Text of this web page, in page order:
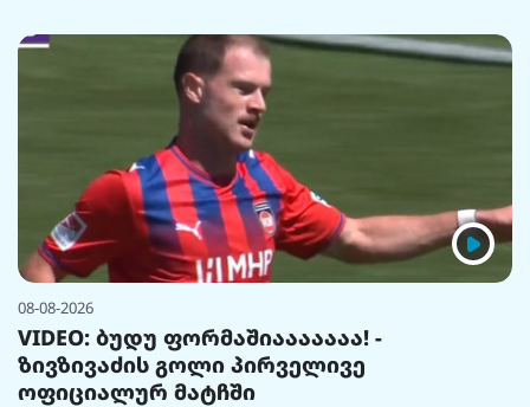
08-08-2026
VIDEO: ბუდუ ფორმაშიააააააა! -
ზივზივაძის გოლი პირველივე
ოფიციალურ მატჩში